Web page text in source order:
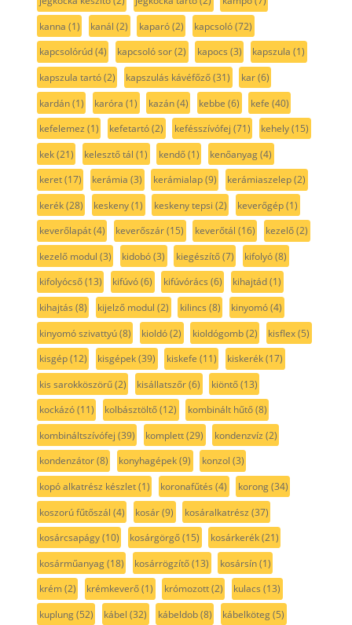
kanna (1) kanál (2) kaparó(2) kapcsoló(72)
kapcsolórúd(4) kapcsoló sor(2) kapocs (3) kapszula (1)
kapszula tartó(2) kapszulás kávéfőző(31) kar(6)
kardán(1) karóra (1) kazán(4) kebbe (6) kefe (40)
kefelemez (1) kefetartó(2) kefésszívófej (71) kehely(15)
kek(21) kelesztő tál (1) kendő(1) kenőanyag(4)
keret(17) kerámia (3) kerámialap(9) kerámiaszelep(2)
kerék(28) keskeny(1) keskeny tepsi (2) keverőgép(1)
keverőlapát(4) keverőszár(15) keverőtál (16) kezelő(2)
kezelő modul (3) kidobó(3) kiegészítő(7) kifolyó(8)
kifolyócső(13) kifúvó(6) kifúvórács (6) kihajtád(1)
kihajtás (8) kijelző modul (2) kilincs (8) kinyomó(4)
kinyomó szivattyú(8) kioldó(2) kioldógomb(2) kisflex(5)
kisgép(12) kisgépek(39) kiskefe (11) kiskerék(17)
kis sarokköszörű(2) kisállatszőr(6) kiöntő(13)
kockázó(11) kolbásztöltő(12) kombinált hűtő(8)
kombináltszívófej (39) komplett(29) kondenzvíz (2)
kondenzátor(8) konyhagépek(9) konzol (3)
kopó alkatrész készlet(1) koronafűtés (4) korong(34)
koszorú fűtőszál (4) kosár(9) kosáralkatrész (37)
kosárcsapágy(10) kosárgörgő(15) kosárkerék(21)
kosárműanyag(18) kosárrögzítő(13) kosársín(1)
krém(2) krémkeverő(1) krómozott(2) kulacs (13)
kuplung(52) kábel (32) kábeldob(8) kábelköteg(5)